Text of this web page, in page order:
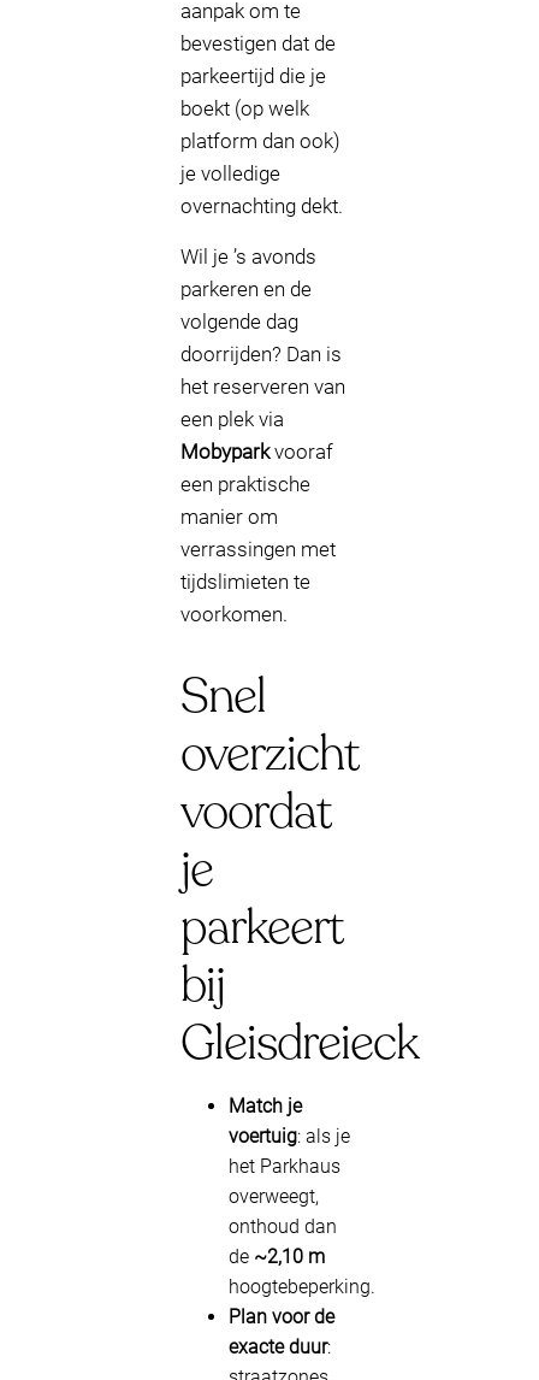
aanpak om te
bevestigen dat de
parkeertijd die je
boekt (op welk
platform dan ook)
je volledige
overnachting dekt.
Wil je ’s avonds
parkeren en de
volgende dag
doorrijden? Dan is
het reserveren van
een plek via
Mobyparkvooraf
een praktische
manier om
verrassingen met
tijdslimieten te
voorkomen.
Snel
overzicht
voordat
je
parkeert
bij
Gleisdreieck
Match je
voertuig: als je
het Parkhaus
overweegt,
onthoud dan
de ~2,10 m
hoogtebeperking.
Plan voor de
exacte duur: